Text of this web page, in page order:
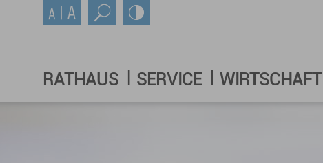
RATHAUS SERVICE WIRTSCHAFT